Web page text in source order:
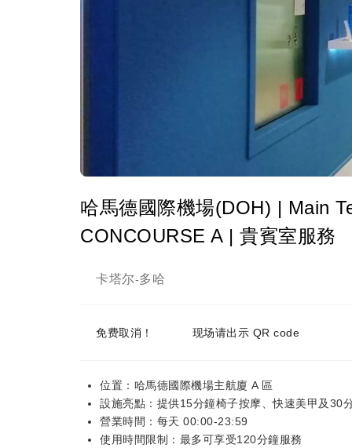
哈馬德國際機場(DOH) | Main
CONCOURSE A | 貴賓室服務
卡塔尔-多哈
免费取消！ 现场请出示 QR code
位置：哈馬德國際機場主航廈 A 區
設施亮點：提供15分鐘椅子按摩、快速美甲及30
營業時間：每天 00:00-23:59
使用時間限制：最多可享受120分鐘服務